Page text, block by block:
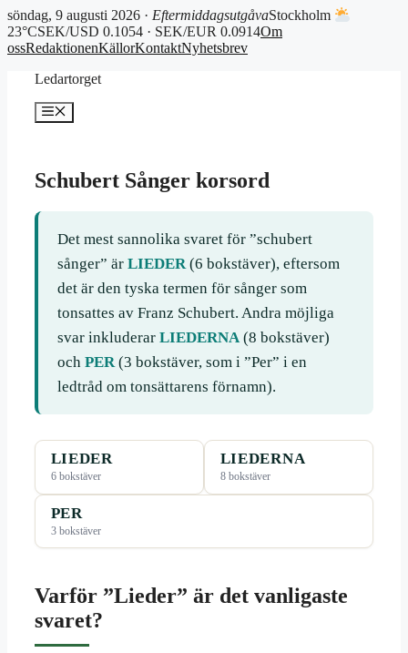
söndag, 9 augusti 2026 · EftermiddagsutgåvaStockholm
23°CSEK/USD 0.1054 · SEK/EUR 0.0914Om
ossRedaktionenKällorKontaktNyhetsbrev
Ledartorget
Meny
Schubert Sånger korsord
Det mest sannolika svaret för ”schubert
sånger” är LIEDER(6 bokstäver), eftersom
det är den tyska termen för sånger som
tonsattes av Franz Schubert. Andra möjliga
svar inkluderar LIEDERNA(8 bokstäver)
och PER(3 bokstäver, som i ”Per” i en
ledtråd om tonsättarens förnamn).
LIEDER
6 bokstäver
LIEDERNA
8 bokstäver
PER
3 bokstäver
Varför ”Lieder” är det vanligaste
svaret?